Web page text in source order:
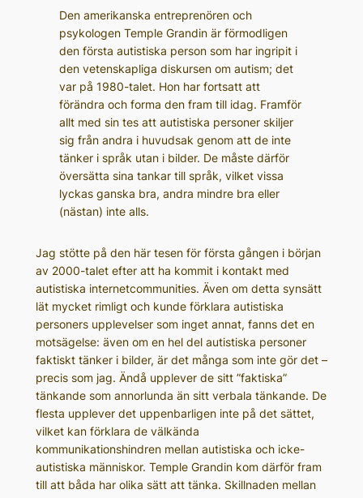
Den amerikanska entreprenören och
psykologen Temple Grandin är förmodligen
den första autistiska person som har ingripit i
den vetenskapliga diskursen om autism; det
var på 1980-talet. Hon har fortsatt att
förändra och forma den fram till idag. Framför
allt med sin tes att autistiska personer skiljer
sig från andra i huvudsak genom att de inte
tänker i språk utan i bilder. De måste därför
översätta sina tankar till språk, vilket vissa
lyckas ganska bra, andra mindre bra eller
(nästan) inte alls.
Jag stötte på den här tesen för första gången i början
av 2000-talet efter att ha kommit i kontakt med
autistiska internetcommunities. Även om detta synsätt
lät mycket rimligt och kunde förklara autistiska
personers upplevelser som inget annat, fanns det en
motsägelse: även om en hel del autistiska personer
faktiskt tänker i bilder, är det många som inte gör det –
precis som jag. Ändå upplever de sitt ”faktiska”
tänkande som annorlunda än sitt verbala tänkande. De
flesta upplever det uppenbarligen inte på det sättet,
vilket kan förklara de välkända
kommunikationshindren mellan autistiska och icke-
autistiska människor. Temple Grandin kom därför fram
till att båda har olika sätt att tänka. Skillnaden mellan